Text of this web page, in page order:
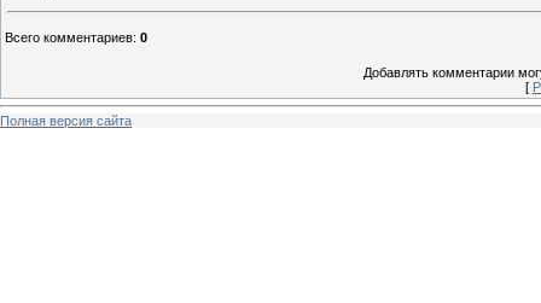
Всего комментариев: 0
Добавлять комментарии
[
Полная версия сайта